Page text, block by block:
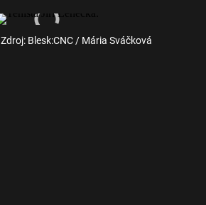
Zdroj: Blesk:CNC / Mária Sváčková